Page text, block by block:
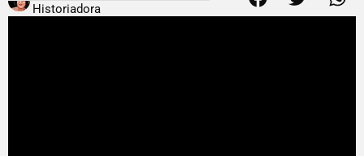
Historiadora